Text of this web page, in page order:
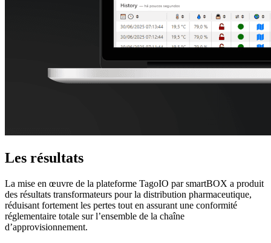
Les résultats
La mise en œuvre de la plateforme TagoIO par smartBOX a produit
des résultats transformateurs pour la distribution pharmaceutique,
réduisant fortement les pertes tout en assurant une conformité
réglementaire totale sur l’ensemble de la chaîne
d’approvisionnement.